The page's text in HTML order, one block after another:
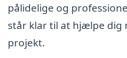
pålidelige og
står klar til at hjælpe dig
projekt.